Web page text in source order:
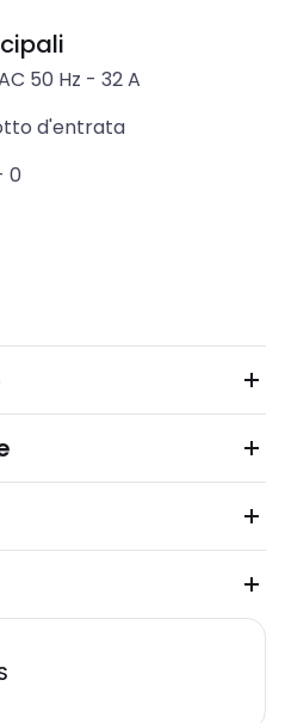
50 Hz - 32A
d'entrata
0